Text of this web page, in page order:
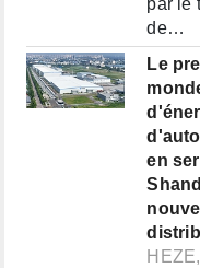
par le
de…
Le
en